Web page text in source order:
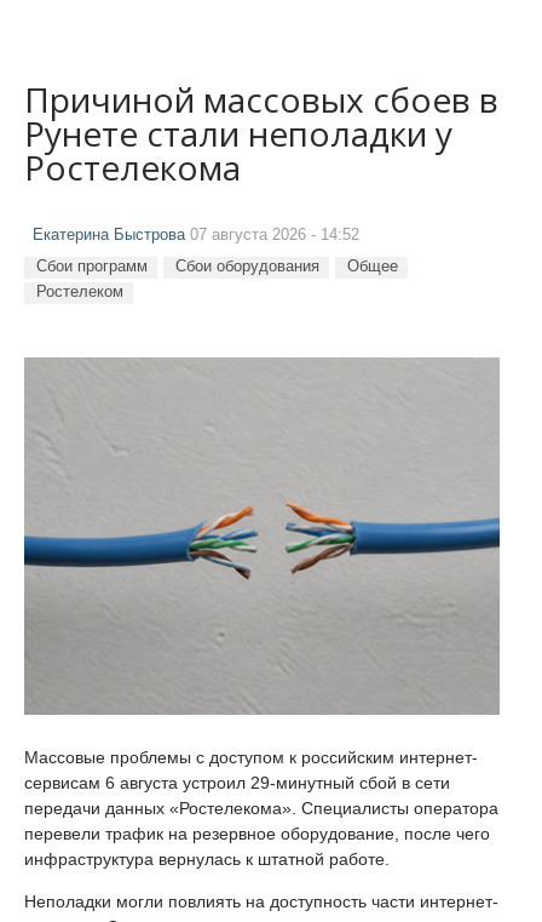
Причиной массовых сбоев в
Рунете стали неполадки у
Ростелекома
Екатерина Быстрова07 августа 2026 - 14:52
Сбои программ Сбои оборудования
Общее
Ростелеком
Массовые проблемы с доступом к российским интернет-
сервисам 6 августа устроил 29-минутный сбой в сети
передачи данных «Ростелекома». Специалисты оператора
перевели трафик на резервное оборудование, после чего
инфраструктура вернулась к штатной работе.
Неполадки могли повлиять на доступность части интернет-